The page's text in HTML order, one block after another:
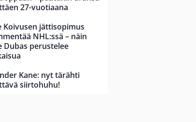
27-vuotiaana
Koivusen jättisopimus
NHL:ssä – näin
Dubas perustelee
Kane: nyt tärähti
siirtohuhu!